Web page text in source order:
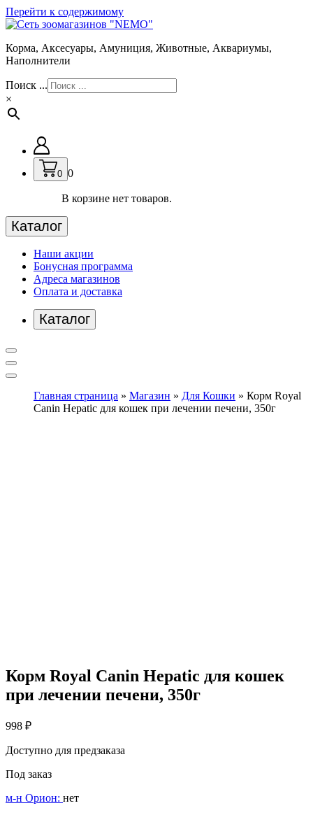
Перейти к содержимому
Корма, Аксесуары, Амуниция, Животные, Аквариумы,
Наполнители
Поиск ...
×
0 0
В корзине нет товаров.
Каталог
Наши акции
Бонусная программа
Адреса магазинов
Оплата и доставка
Каталог
Главная страница » Магазин » Для Кошки » Корм Royal
Canin Hepatic для кошек при лечении печени, 350г
Корм Royal Canin Hepatic для кошек
при лечении печени, 350г
998 ₽
Доступно для предзаказа
Под заказ
м-н Орион: нет